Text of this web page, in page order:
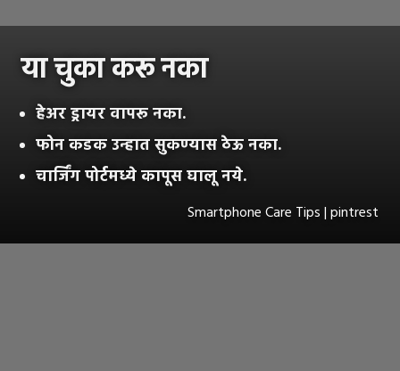
या चुका करू नका
हेअर ड्रायर वापरू नका.
फोन कडक उन्हात सुकण्यास ठेऊ नका.
चार्जिंग पोर्टमध्ये कापूस घालू नये.
Smartphone Care Tips | pintrest